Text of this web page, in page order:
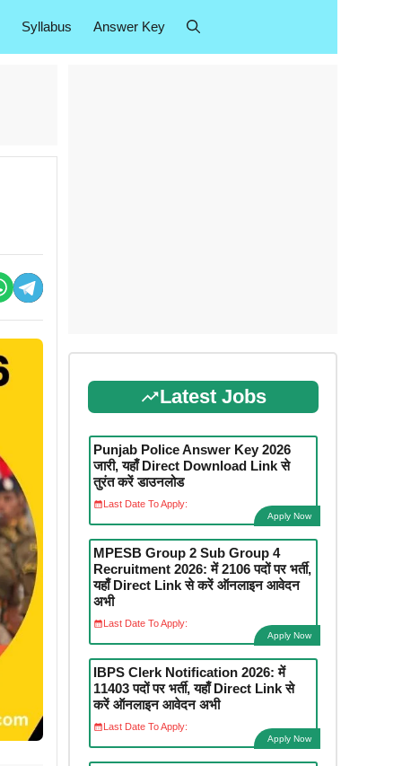
Syllabus Answer Key
Latest Jobs
Punjab Police Answer Key 2026
जारी, यहाँ Direct Download Link से
तुरंत करें डाउनलोड
Last Date To Apply:
Apply Now
MPESB Group 2 Sub Group 4
Recruitment 2026: में 2106 पदों पर भर्ती,
यहाँ Direct Link से करें ऑनलाइन आवेदन
अभी
Last Date To Apply:
Apply Now
IBPS Clerk Notification 2026: में
11403 पदों पर भर्ती, यहाँ Direct Link से
करें ऑनलाइन आवेदन अभी
Last Date To Apply:
Apply Now